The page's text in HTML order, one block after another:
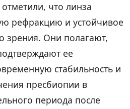
что линза
рефракцию и устойчивое
зрения. Они полагают,
ее
стабильность и
пресбиопии в
периода после